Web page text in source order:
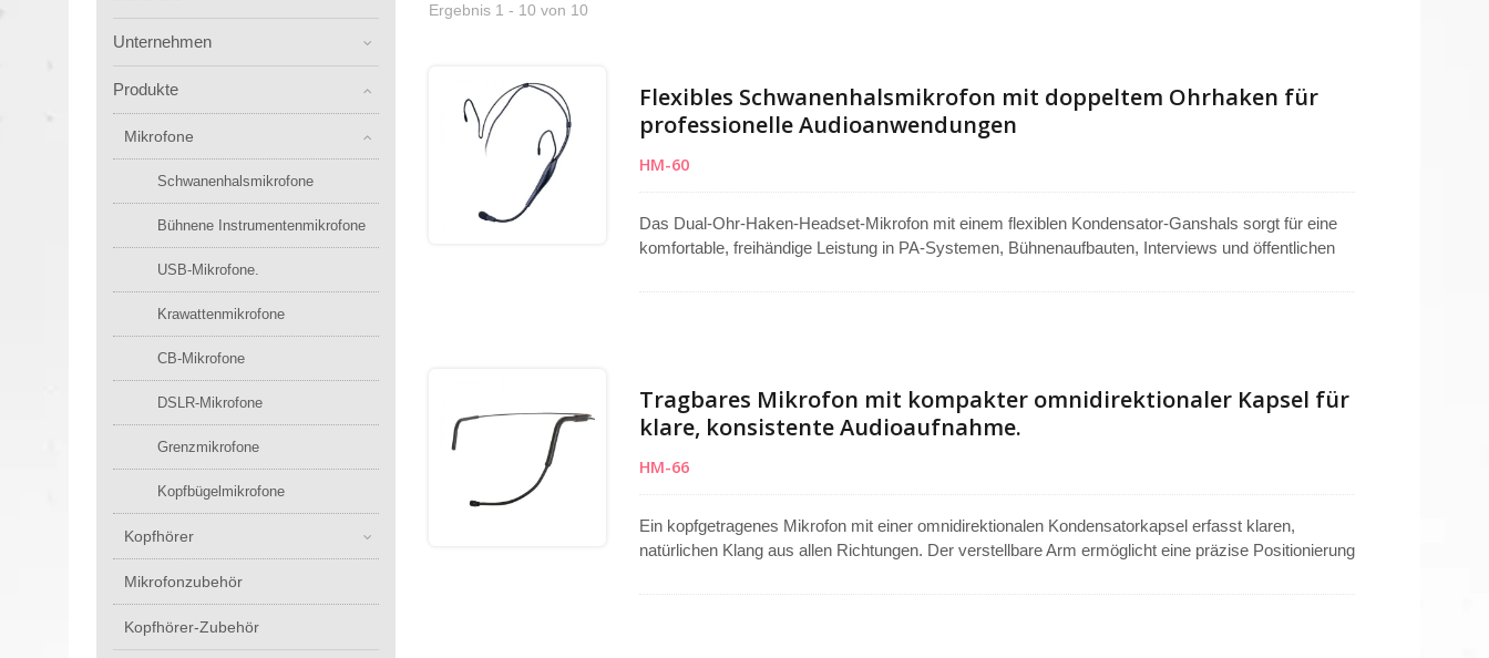
Unternehmen
Produkte
Mikrofone
Schwanenhalsmikrofone
Bühnene Instrumentenmikrofone
USB-Mikrofone.
Krawattenmikrofone
CB-Mikrofone
DSLR-Mikrofone
Grenzmikrofone
Kopfbügelmikrofone
Kopfhörer
Mikrofonzubehör
Kopfhörer-Zubehör
Ergebnis 1 - 10 von 10
Flexibles Schwanenhalsmikrofon mit doppeltem Ohrhaken für
professionelle Audioanwendungen
HM-60
Das Dual-Ohr-Haken-Headset-Mikrofon mit einem flexiblen Kondensator-Ganshals sorgt für eine
komfortable, freihändige Leistung in PA-Systemen, Bühnenaufbauten, Interviews und öffentlichen
entspricht. Die unidirektionale Nierenkapsel erfasst klare, natürliche Stimmen und minimiert
Tragbares Mikrofon mit kompakter omnidirektionaler Kapsel für
klare, konsistente Audioaufnahme.
HM-66
Ein kopfgetragenes Mikrofon mit einer omnidirektionalen Kondensatorkapsel erfasst klaren,
natürlichen Klang aus allen Richtungen. Der verstellbare Arm ermöglicht eine präzise Positionierung
Präsentations-, Gottesdienst- oder Live-Event-Umgebungen ein. Vielseitig als kopfgetragenes,